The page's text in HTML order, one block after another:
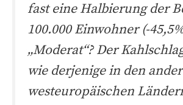
fast eine Halbierung der
100.000 Einwohner (-
„Moderat“? Der
wie derjenige in den
westeuropäischen